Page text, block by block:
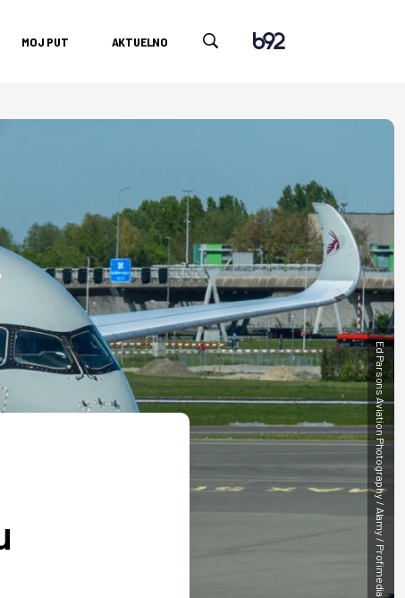
MOJ PUT AKTUELNO
Ed Parsons Aviation Photography / Alamy / Profimedia